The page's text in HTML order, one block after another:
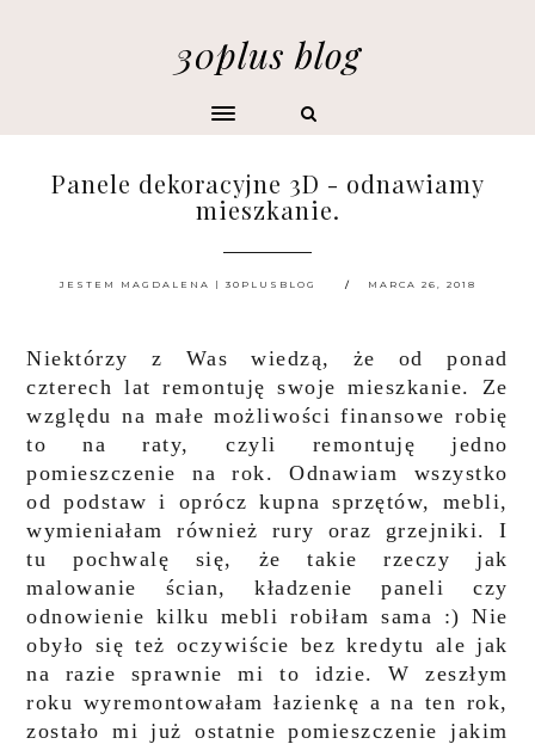
30plus blog
Panele dekoracyjne 3D - odnawiamy
mieszkanie.
JESTEM MAGDALENA | 30PLUSBLOG MARCA 26, 2018
Niektórzy z Was wiedzą, że od ponad
czterech lat remontuję swoje mieszkanie. Ze
względu na małe możliwości finansowe robię
to na raty, czyli remontuję jedno
pomieszczenie na rok. Odnawiam wszystko
od podstaw i oprócz kupna sprzętów, mebli,
wymieniałam również rury oraz grzejniki. I
tu pochwalę się, że takie rzeczy jak
malowanie ścian, kładzenie paneli czy
odnowienie kilku mebli robiłam sama :) Nie
obyło się też oczywiście bez kredytu ale jak
na razie sprawnie mi to idzie. W zeszłym
roku wyremontowałam łazienkę a na ten rok,
zostało mi już ostatnie pomieszczenie jakim